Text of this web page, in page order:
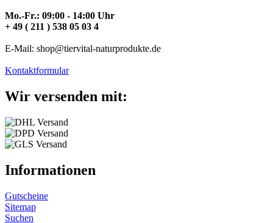
Mo.-Fr.: 09:00 - 14:00 Uhr
+ 49 ( 211 ) 538 05 03 4
E-Mail: shop@tiervital-naturprodukte.de
Kontaktformular
Wir versenden mit:
Informationen
Gutscheine
Sitemap
Suchen